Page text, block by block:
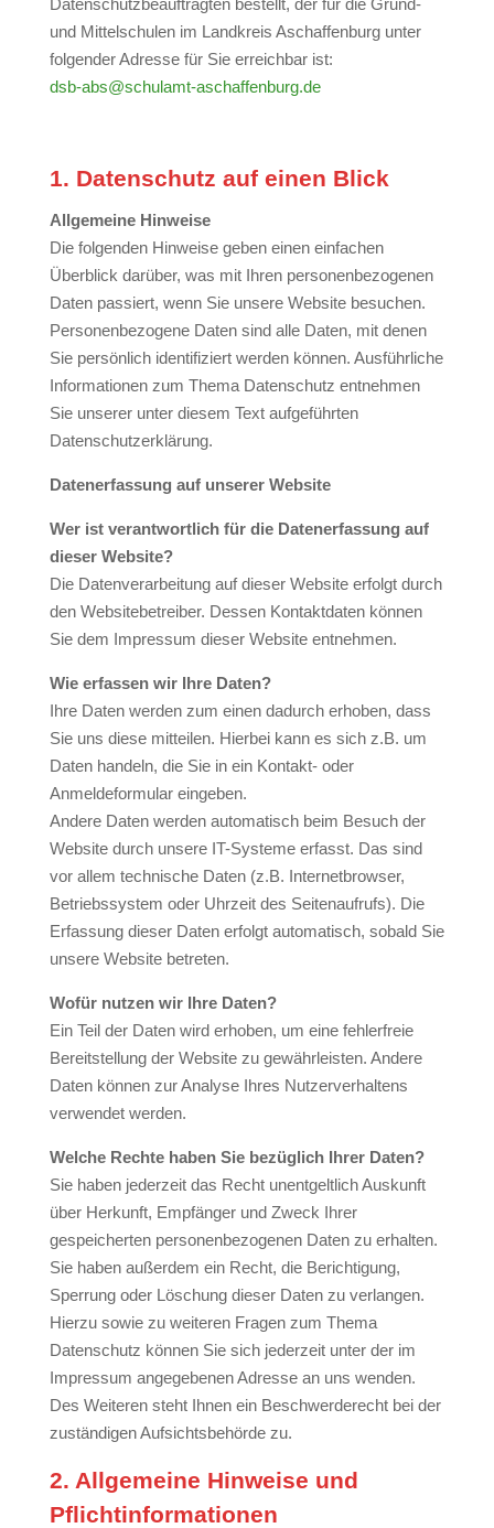
Datenschutzbeauftragten bestellt, der für die Grund-
und Mittelschulen im Landkreis Aschaffenburg unter
folgender Adresse für Sie erreichbar ist:
dsb-abs@schulamt-aschaffenburg.de
1. Datenschutz auf einen Blick
Allgemeine Hinweise
Die folgenden Hinweise geben einen einfachen
Überblick darüber, was mit Ihren personenbezogenen
Daten passiert, wenn Sie unsere Website besuchen.
Personenbezogene Daten sind alle Daten, mit denen
Sie persönlich identifiziert werden können. Ausführliche
Informationen zum Thema Datenschutz entnehmen
Sie unserer unter diesem Text aufgeführten
Datenschutzerklärung.
Datenerfassung auf unserer Website
Wer ist verantwortlich für die Datenerfassung auf
dieser Website?
Die Datenverarbeitung auf dieser Website erfolgt durch
den Websitebetreiber. Dessen Kontaktdaten können
Sie dem Impressum dieser Website entnehmen.
Wie erfassen wir Ihre Daten?
Ihre Daten werden zum einen dadurch erhoben, dass
Sie uns diese mitteilen. Hierbei kann es sich z.B. um
Daten handeln, die Sie in ein Kontakt- oder
Anmeldeformular eingeben.
Andere Daten werden automatisch beim Besuch der
Website durch unsere IT-Systeme erfasst. Das sind
vor allem technische Daten (z.B. Internetbrowser,
Betriebssystem oder Uhrzeit des Seitenaufrufs). Die
Erfassung dieser Daten erfolgt automatisch, sobald Sie
unsere Website betreten.
Wofür nutzen wir Ihre Daten?
Ein Teil der Daten wird erhoben, um eine fehlerfreie
Bereitstellung der Website zu gewährleisten. Andere
Daten können zur Analyse Ihres Nutzerverhaltens
verwendet werden.
Welche Rechte haben Sie bezüglich Ihrer Daten?
Sie haben jederzeit das Recht unentgeltlich Auskunft
über Herkunft, Empfänger und Zweck Ihrer
gespeicherten personenbezogenen Daten zu erhalten.
Sie haben außerdem ein Recht, die Berichtigung,
Sperrung oder Löschung dieser Daten zu verlangen.
Hierzu sowie zu weiteren Fragen zum Thema
Datenschutz können Sie sich jederzeit unter der im
Impressum angegebenen Adresse an uns wenden.
Des Weiteren steht Ihnen ein Beschwerderecht bei der
zuständigen Aufsichtsbehörde zu.
2. Allgemeine Hinweise und
Pflichtinformationen